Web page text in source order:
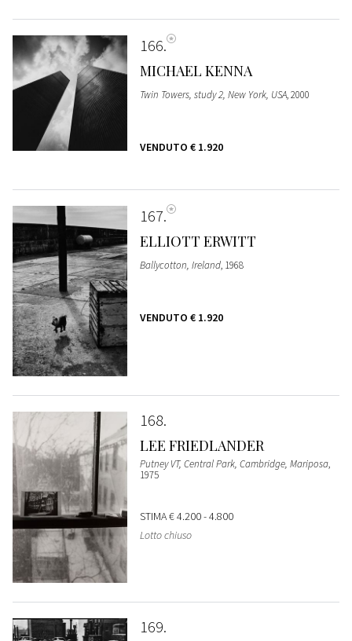
166
MICHAEL KENNA
Twin Towers, study 2, New York, USA, 2000
VENDUTO € 1.920
167
ELLIOTT ERWITT
Ballycotton, Ireland, 1968
VENDUTO € 1.920
168
LEE FRIEDLANDER
Putney VT, Central Park, Cambridge, Mariposa,
1975
STIMA€ 4.200 - 4.800
Lotto chiuso
169